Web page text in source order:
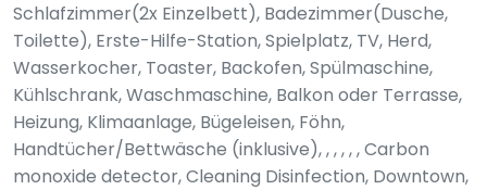
Schlafzimmer(2x Einzelbett), Badezimmer(Dusche,
Toilette), Erste-Hilfe-Station, Spielplatz, TV, Herd,
Wasserkocher, Toaster, Backofen, Spülmaschine,
Kühlschrank, Waschmaschine, Balkon oder Terrasse,
Heizung, Klimaanlage, Bügeleisen, Föhn,
Handtücher/Bettwäsche (inklusive), , , , , , Carbon
monoxide detector, Cleaning Disinfection, Downtown,